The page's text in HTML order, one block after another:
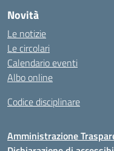
Novità
Le notizie
Le circolari
Calendario eventi
Albo online
Codice disciplinare
Amministrazione